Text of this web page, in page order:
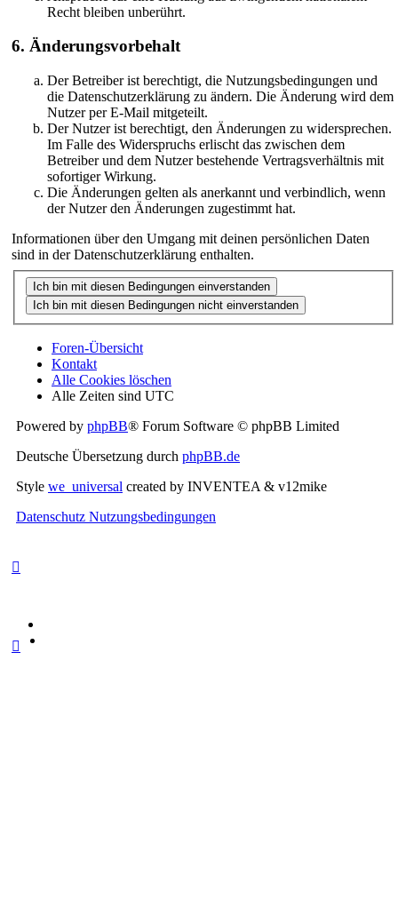
Recht bleiben unberührt.
6. Änderungsvorbehalt
Der Betreiber ist berechtigt, die Nutzungsbedingungen und
die Datenschutzerklärung zu ändern. Die Änderung wird dem
Nutzer per E-Mail mitgeteilt.
Der Nutzer ist berechtigt, den Änderungen zu widersprechen.
Im Falle des Widerspruchs erlischt das zwischen dem
Betreiber und dem Nutzer bestehende Vertragsverhältnis mit
sofortiger Wirkung.
Die Änderungen gelten als anerkannt und verbindlich, wenn
der Nutzer den Änderungen zugestimmt hat.
Informationen über den Umgang mit deinen persönlichen Daten
sind in der Datenschutzerklärung enthalten.
Foren-Übersicht
Kontakt
Alle Cookies löschen
Alle Zeiten sind UTC
Powered by phpBB® Forum Software © phpBB Limited
Deutsche Übersetzung durch phpBB.de
Style we_universal created by INVENTEA & v12mike
Datenschutz Nutzungsbedingungen